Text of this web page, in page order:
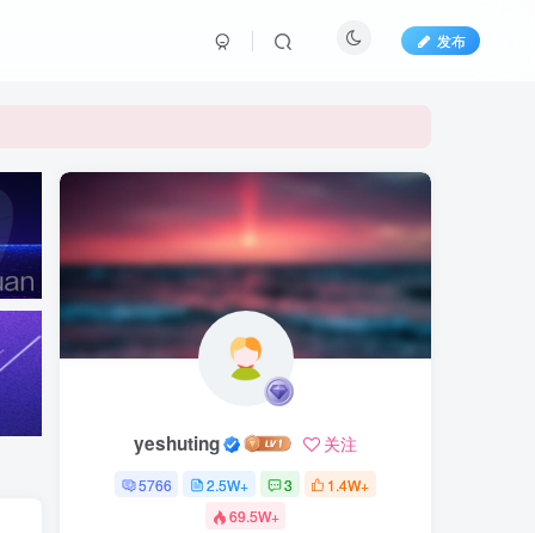
发布
yeshuting 关注
5766 2.5W+ 3
1.4W+
69.5W+